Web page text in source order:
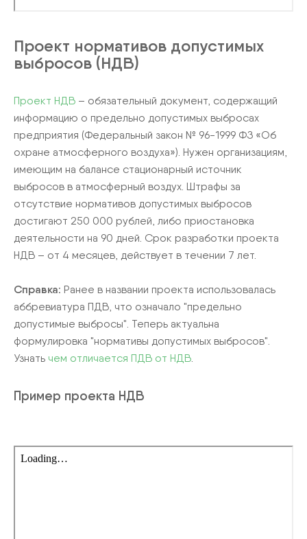
Проект нормативов допустимых
выбросов (НДВ)
Проект НДВ – обязательный документ, содержащий
информацию о предельно допустимых выбросах
предприятия (Федеральный закон № 96-1999 ФЗ «Об
охране атмосферного воздуха»). Нужен организациям,
имеющим на балансе стационарный источник
выбросов в атмосферный воздух. Штрафы за
отсутствие нормативов допустимых выбросов
достигают 250 000 рублей, либо приостановка
деятельности на 90 дней. Срок разработки проекта
НДВ – от 4 месяцев, действует в течении 7 лет.
Справка: Ранее в названии проекта использовалась
аббревиатура ПДВ, что означало "предельно
допустимые выбросы". Теперь актуальна
формулировка "нормативы допустимых выбросов".
Узнать чем отличается ПДВ от НДВ.
Пример проекта НДВ